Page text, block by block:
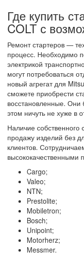
Где купить
COLT с
Ремонт стартеров —
процесс. Необходимо
электрикой
могут потребоваться
новый агрегат для
сможете приобрести
восстановленные.
этом ничуть не хуже в
Наличие собственного
продажу изделий без
клиентов.
высококачественными
Cargo;
Valeo;
NTN;
Prestolite;
Mobiletron;
Bosch;
Unipoint;
Motorherz;
Messmer.